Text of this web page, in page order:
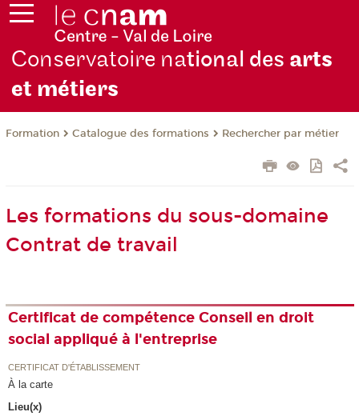
Conservatoire national des arts
et métiers
Formation Catalogue des formations Rechercher par métier
Les formations du sous-domaine
Contrat de travail
Certificat de compétence Conseil en droit
social appliqué à l'entreprise
CERTIFICAT D'ÉTABLISSEMENT
À la carte
Lieu(x)